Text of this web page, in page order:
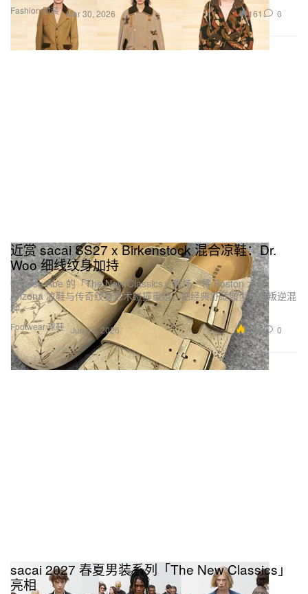
Fashion 时装 Mar 30, 2026 161 0
Footwear 球鞋
近赏 sacai SS27 x Birkenstock 混合凉鞋：Dr.
Woo 细线纹身加持
Chitose Abe 的「The New Classics」秀场，将 Boston 木屐、
Arizona 凉鞋与传奇纹身艺术碰撞重组，把经典舒适履型玩成叛逆混
种。
Jun 30, 2026 4.6K 0
sacai 2027 春夏男装系列「The New Classics」
亮相